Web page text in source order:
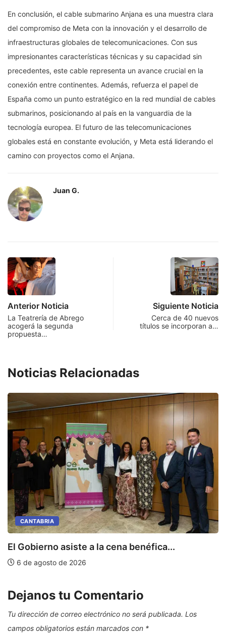
En conclusión, el cable submarino Anjana es una muestra clara
del compromiso de Meta con la innovación y el desarrollo de
infraestructuras globales de telecomunicaciones. Con sus
impresionantes características técnicas y su capacidad sin
precedentes, este cable representa un avance crucial en la
conexión entre continentes. Además, refuerza el papel de
España como un punto estratégico en la red mundial de cables
submarinos, posicionando al país en la vanguardia de la
tecnología europea. El futuro de las telecomunicaciones
globales está en constante evolución, y Meta está liderando el
camino con proyectos como el Anjana.
Juan G.
Anterior Noticia
La Teatrería de Abrego
acogerá la segunda
propuesta…
Siguiente Noticia
Cerca de 40 nuevos
títulos se incorporan a…
Noticias Relacionadas
CANTABRIA
El Gobierno asiste a la cena benéfica...
6 de agosto de 2026
Dejanos tu Comentario
Tu dirección de correo electrónico no será publicada. Los
campos obligatorios están marcados con *